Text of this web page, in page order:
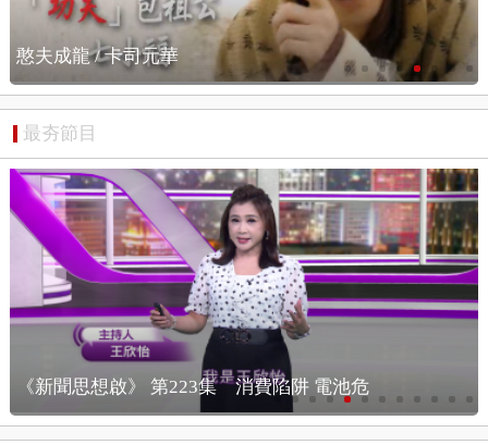
憨夫成龍 / 搶先看
最夯節目
《漢光演習！ 應對中國軍事行動！ 擊破中共...